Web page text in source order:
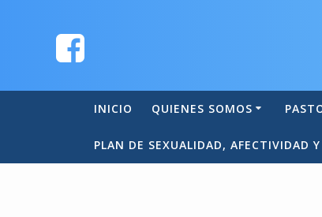
INICIO QUIENES SOMOS
PLAN DE SEXUALIDAD, AFECTIVIDAD Y